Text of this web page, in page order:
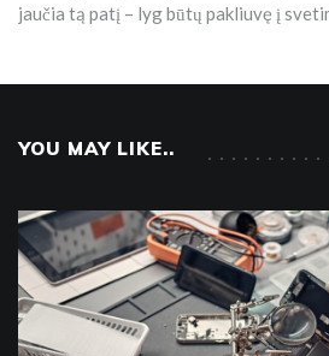
jaučia tą patį – lyg būtų pakliuvę į
YOU MAY LIKE..